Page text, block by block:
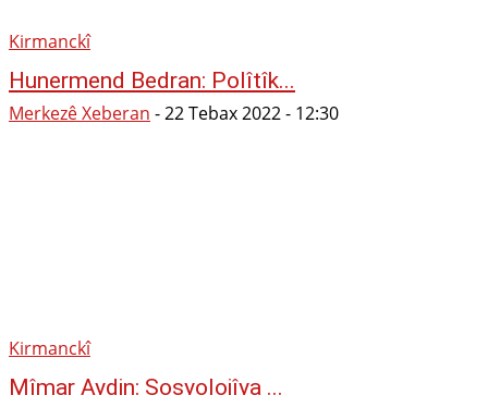
Kirmanckî
Hunermend Bedran: Polîtîk...
Merkezê Xeberan -22 Tebax 2022 - 12:30
Kirmanckî
Mîmar Aydin: Sosyolojîya ...